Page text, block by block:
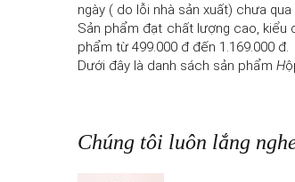
ngày ( do lỗi nhà sản xuất) chưa qua
Sản phẩm đạt chất lượng cao, kiểu
phẩm từ 499.000 đ đến 1.169.000 đ.
Dưới đây là danh sách sản phẩm H
Chúng tôi luôn lắng